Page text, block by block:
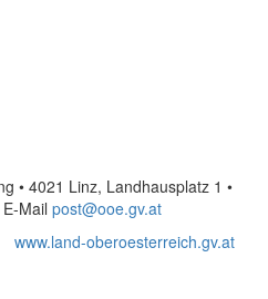
• 4021 Linz, Landhausplatz 1 •
E-Mail post@ooe.gv.at
www.land-oberoesterreich.gv.at